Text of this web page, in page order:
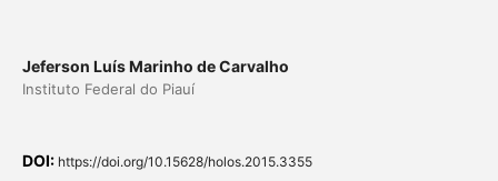
Jeferson Luís Marinho de Carvalho
Instituto Federal do Piauí
DOI: https://doi.org/10.15628/holos.2015.3355